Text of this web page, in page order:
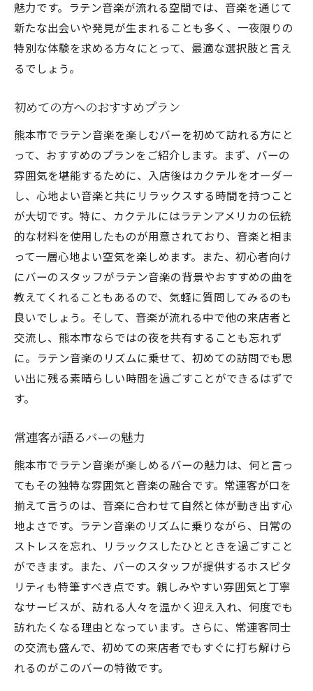
魅力です。ラテン音楽が流れる空間では、音楽を通じて
新たな出会いや発見が生まれることも多く、一夜限りの
特別な体験を求める方々にとって、最適な選択肢と言え
るでしょう。
初めての方へのおすすめプラン
熊本市でラテン音楽を楽しむバーを初めて訪れる方にと
って、おすすめのプランをご紹介します。まず、バーの
雰囲気を堪能するために、入店後はカクテルをオーダー
し、心地よい音楽と共にリラックスする時間を持つこと
が大切です。特に、カクテルにはラテンアメリカの伝統
的な材料を使用したものが用意されており、音楽と相ま
って一層心地よい空気を楽しめます。また、初心者向け
にバーのスタッフがラテン音楽の背景やおすすめの曲を
教えてくれることもあるので、気軽に質問してみるのも
良いでしょう。そして、音楽が流れる中で他の来店者と
交流し、熊本市ならではの夜を共有することも忘れず
に。ラテン音楽のリズムに乗せて、初めての訪問でも思
い出に残る素晴らしい時間を過ごすことができるはずで
す。
常連客が語るバーの魅力
熊本市でラテン音楽が楽しめるバーの魅力は、何と言っ
てもその独特な雰囲気と音楽の融合です。常連客が口を
揃えて言うのは、音楽に合わせて自然と体が動き出す心
地よさです。ラテン音楽のリズムに乗りながら、日常の
ストレスを忘れ、リラックスしたひとときを過ごすこと
ができます。また、バーのスタッフが提供するホスピタ
リティも特筆すべき点です。親しみやすい雰囲気と丁寧
なサービスが、訪れる人々を温かく迎え入れ、何度でも
訪れたくなる理由となっています。さらに、常連客同士
の交流も盛んで、初めての来店者でもすぐに打ち解けら
れるのがこのバーの特徴です。